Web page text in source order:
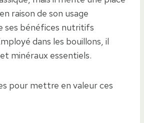
raison de son usage
ses bénéfices nutritifs
dans les bouillons, il
minéraux essentiels.
pour mettre en valeur ces